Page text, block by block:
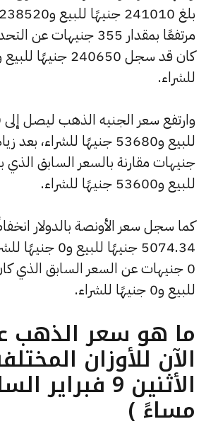
مرتفعًا بمقدار 355
للشراء.
للبيع و53600 جنيهًا للشراء.
كما سجل سعر الأونصة بالدولار
5074.34 جنيهًا
للبيع و0 جنيهًا للشراء.
الآن للأوزان
مساءً )